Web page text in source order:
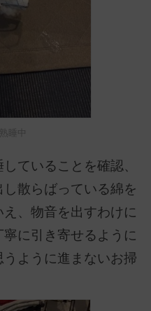
睡中
ていることを確認、
散らばっている綿を
、物音を出すわけに
に引き寄せるように
ように進まないお掃